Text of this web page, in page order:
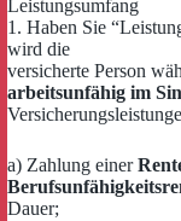
Leistungsumfang
1. Haben Sie
wird die
versicherte Person
arbeitsunfähig im
a) Zahlung einer
Dauer;